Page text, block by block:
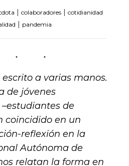
| colaboradores | cotidianidad
| pandemia
a varias manos.
de jóvenes
–estudiantes de
coincidido en un
reflexión en la
Autónoma de
relatan la forma en